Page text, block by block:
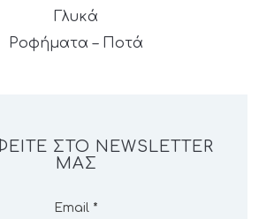
Γλυκά
Ροφήματα – Ποτά
ΣΤΟ NEWSLETTER
ΜΑΣ
Email *